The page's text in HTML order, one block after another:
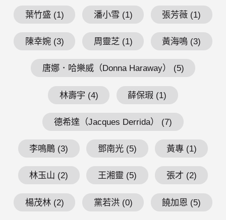
葉竹盛 (1) 潘小雪 (1) 張芳薇 (1)
陳幸婉 (3) 周靈芝 (1) 黃海鳴 (3)
唐娜．哈樂威（Donna Haraway） (5)
林壽宇 (4) 薛保瑕 (1)
德希達（Jacques Derrida） (7)
李鳴鵰 (3) 鄧南光 (5) 黃專 (1)
林玉山 (2) 王湘靈 (5) 張才 (2)
楊茂林 (2) 黨若洪 (0) 饒加恩 (5)